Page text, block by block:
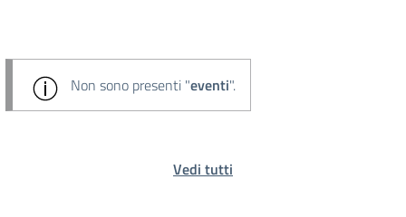
Non sono presenti "eventi".
Vedi tutti